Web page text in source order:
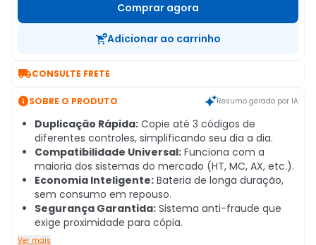
Comprar agora
Adicionar ao carrinho
CONSULTE FRETE
SOBRE O PRODUTO Resumo gerado por IA
Duplicação Rápida: Copie até 3 códigos de
diferentes controles, simplificando seu dia a dia.
Compatibilidade Universal: Funciona com a
maioria dos sistemas do mercado (HT, MC, AX, etc.).
Economia Inteligente: Bateria de longa duração,
sem consumo em repouso.
Segurança Garantida: Sistema anti-fraude que
exige proximidade para cópia.
Ver mais